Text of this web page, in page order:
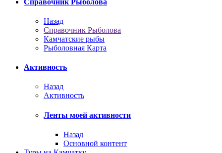
Назад
Справочник Рыболова
Камчатские рыбы
Рыболовная Карта
Активность
Назад
Активность
Ленты моей активности
Назад
Основной контент